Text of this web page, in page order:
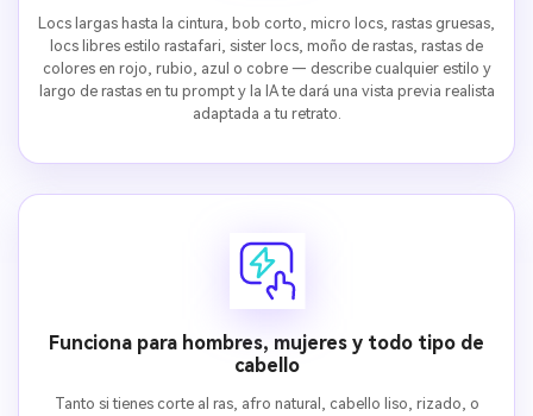
Locs largas hasta la cintura, bob corto, micro locs, rastas gruesas,
locs libres estilo rastafari, sister locs, moño de rastas, rastas de
colores en rojo, rubio, azul o cobre — describe cualquier estilo y
largo de rastas en tu prompt y la IA te dará una vista previa realista
adaptada a tu retrato.
Funciona para hombres, mujeres y todo tipo de
cabello
Tanto si tienes corte al ras, afro natural, cabello liso, rizado, o